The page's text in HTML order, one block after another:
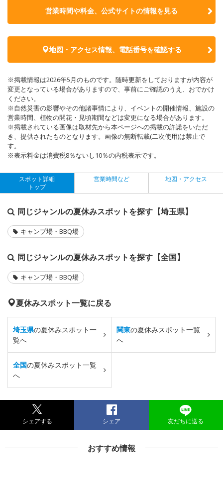
営業時間や料金、公式サイトの情報を見る
地図・アクセス情報、電話番号を確認する
※掲載情報は2026年5月のものです。随時更新をしておりますが内容が
変更となっている場合がありますので、事前にご確認のうえ、おでかけ
ください。
※自然災害の影響やその他諸事情により、イベントの開催情報、施設の
営業時間、植物の開花・見頃期間などは変更になる場合があります。
※掲載されている画像は取材先から本ページへの掲載の許諾をいただ
き、提供されたものとなります。画像の無断転載(二次使用)は禁止で
す。
※表示料金は消費税8％ないし10％の内税表示です。
スポット詳細
トップ
営業時間など 地図・アクセス
同じジャンルの夏休みスポットを探す【埼玉県】
キャンプ場・BBQ場
同じジャンルの夏休みスポットを探す【全国】
キャンプ場・BBQ場
夏休みスポット一覧に戻る
埼玉県の夏休みスポット一
覧へ
関東の夏休みスポット一覧
へ
全国の夏休みスポット一覧
へ
シェアする シェア 友だちに送る
おすすめ情報